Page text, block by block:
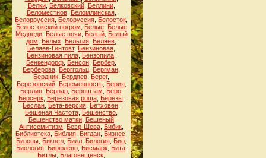
Белки, Белковский, Беллини,
Беломестнов, Беломлинская,
Белорруссия Белоруссия Белосток
Белостокский погром
Белые, Белые
Медведи, Белые ночи, Белый, Белый
дом
Белых Бельгия Беляев
Беляев-Гинтовт, Бензиновая
Бензиновая пила Бензопила
Бенкендорф Бенсон Бербер
Берберова Берггольц Бергман
Бердник Бердяев Берег,
Березовский, Беременность, Берия,
Берлин, Бернар, Бернштам Беро,
Берсерк, Берёзовая роща, Берёзы,
Беслан Бета-версия Бетховен
Бешеная Частота Бешенство
Бешенство матки Бешеный
Антисемитизм
Беэр-Шева Бибик
Библиотека Библия Бигдан Бизнес
Бизоны Бикнел Билл Билогия Био
Биология, Бирюлёво, Бисмарк, Бита,
Битлы Благовещенск